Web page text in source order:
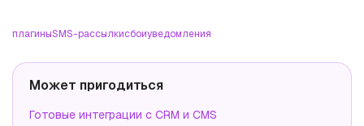
плагиныSMS-рассылкисбоиуведомления
Может пригодиться
Готовые интеграции с CRM и CMS